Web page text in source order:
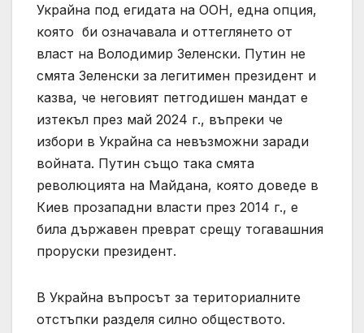
Украйна под егидата на ООН, една опция,
която би означавала и оттеглянето от
власт на Володимир Зеленски. Путин не
смята Зеленски за легитимен президент и
казва, че неговият петгодишен мандат е
изтекъл през май 2024 г., въпреки че
избори в Украйна са невъзможни заради
войната. Путин също така смята
революцията на Майдана, която доведе в
Киев прозападни власти през 2014 г., е
била държавен преврат срещу тогавашния
проруски президент.
В Украйна въпросът за териториалните
отстъпки разделя силно обществото.